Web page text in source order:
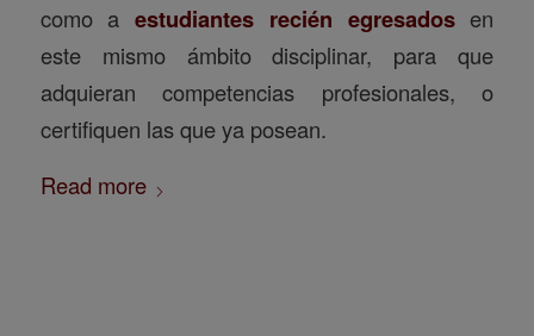
como aestudiantes recién egresadosen
este mismo ámbito disciplinar, para que
adquieran competencias profesionales, o
certifiquen las que ya posean.
Read more